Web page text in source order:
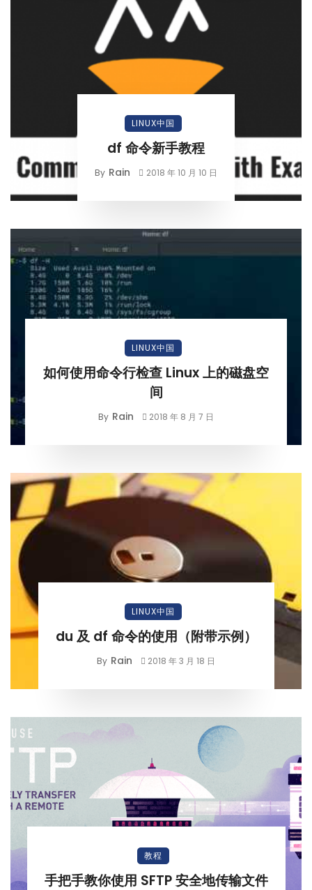
LINUX中国
df 命令新手教程
By Rain 2018 年 10 月 10 日
LINUX中国
如何使用命令行检查 Linux 上的磁盘空
间
By Rain 2018 年 8 月 7 日
LINUX中国
du 及 df 命令的使用（附带示例）
By Rain 2018 年 3 月 18 日
教程
手把手教你使用 SFTP 安全地传输文件